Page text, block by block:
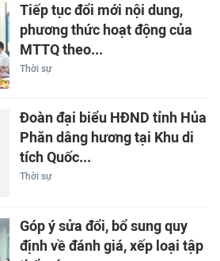
Tiếp tục đổi mới nội dung,
phương thức hoạt động của
MTTQ theo...
Thời sự
Đoàn đại biểu HĐND tỉnh Hủa
Phăn dâng hương tại Khu di
tích Quốc...
Thời sự
Góp ý sửa đổi, bổ sung quy
định về đánh giá, xếp loại tập